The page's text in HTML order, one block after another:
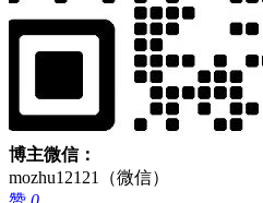
博主微信：
mozhu12121（微信）